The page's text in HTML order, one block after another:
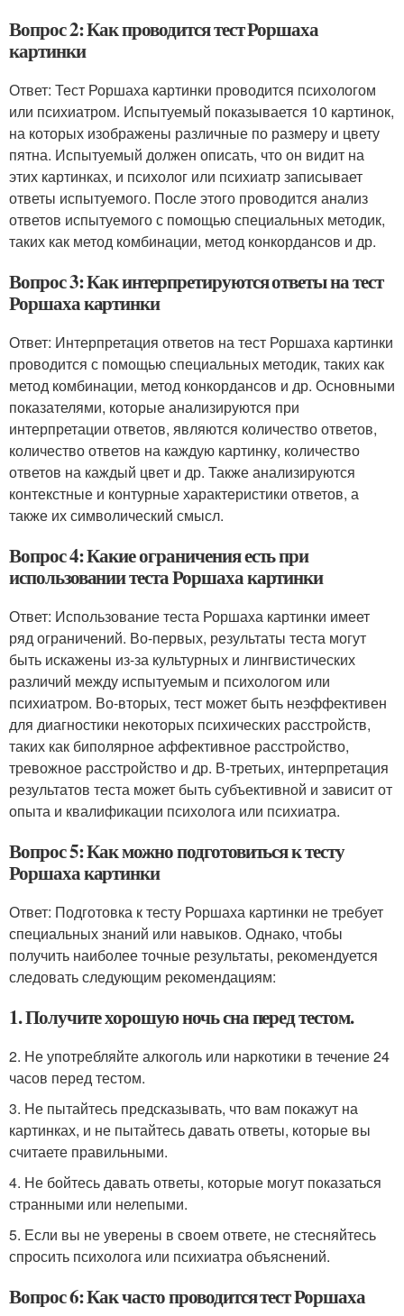
Вопрос 2: Как проводится тест Роршаха
картинки
Ответ: Тест Роршаха картинки проводится психологом
или психиатром. Испытуемый показывается 10 картинок,
на которых изображены различные по размеру и цвету
пятна. Испытуемый должен описать, что он видит на
этих картинках, и психолог или психиатр записывает
ответы испытуемого. После этого проводится анализ
ответов испытуемого с помощью специальных методик,
таких как метод комбинации, метод конкордансов и др.
Вопрос 3: Как интерпретируются ответы на тест
Роршаха картинки
Ответ: Интерпретация ответов на тест Роршаха картинки
проводится с помощью специальных методик, таких как
метод комбинации, метод конкордансов и др. Основными
показателями, которые анализируются при
интерпретации ответов, являются количество ответов,
количество ответов на каждую картинку, количество
ответов на каждый цвет и др. Также анализируются
контекстные и контурные характеристики ответов, а
также их символический смысл.
Вопрос 4: Какие ограничения есть при
использовании теста Роршаха картинки
Ответ: Использование теста Роршаха картинки имеет
ряд ограничений. Во-первых, результаты теста могут
быть искажены из-за культурных и лингвистических
различий между испытуемым и психологом или
психиатром. Во-вторых, тест может быть неэффективен
для диагностики некоторых психических расстройств,
таких как биполярное аффективное расстройство,
тревожное расстройство и др. В-третьих, интерпретация
результатов теста может быть субъективной и зависит от
опыта и квалификации психолога или психиатра.
Вопрос 5: Как можно подготовиться к тесту
Роршаха картинки
Ответ: Подготовка к тесту Роршаха картинки не требует
специальных знаний или навыков. Однако, чтобы
получить наиболее точные результаты, рекомендуется
следовать следующим рекомендациям:
1. Получите хорошую ночь сна перед тестом.
2. Не употребляйте алкоголь или наркотики в течение 24
часов перед тестом.
3. Не пытайтесь предсказывать, что вам покажут на
картинках, и не пытайтесь давать ответы, которые вы
считаете правильными.
4. Не бойтесь давать ответы, которые могут показаться
странными или нелепыми.
5. Если вы не уверены в своем ответе, не стесняйтесь
спросить психолога или психиатра объяснений.
Вопрос 6: Как часто проводится тест Роршаха